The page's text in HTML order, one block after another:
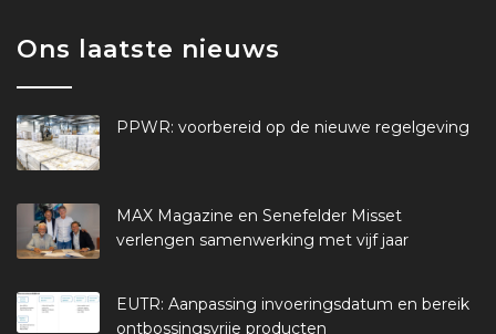
Ons laatste nieuws
PPWR: voorbereid op de nieuwe regelgeving
MAX Magazine en Senefelder Misset
verlengen samenwerking met vijf jaar
EUTR: Aanpassing invoeringsdatum en bereik
ontbossingsvrije producten